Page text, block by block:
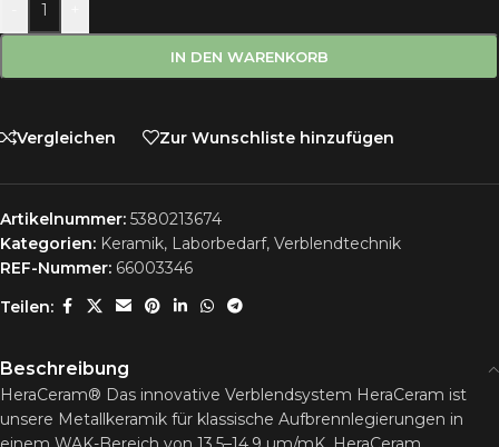
IN DEN WARENKORB
Vergleichen Zur Wunschliste hinzufügen
Artikelnummer: 5380213674
Kategorien: Keramik, Laborbedarf, Verblendtechnik
REF-Nummer: 66003346
Teilen:
Beschreibung
HeraCeram® Das innovative Verblendsystem HeraCeram ist
unsere Metallkeramik für klassische Aufbrennlegierungen in